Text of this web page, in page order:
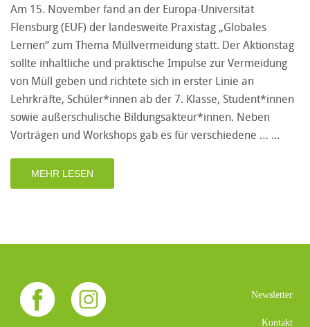
Am 15. November fand an der Europa-Universität
Flensburg (EUF) der landesweite Praxistag „Globales
Lernen“ zum Thema Müllvermeidung statt. Der Aktionstag
sollte inhaltliche und praktische Impulse zur Vermeidung
von Müll geben und richtete sich in erster Linie an
Lehrkräfte, Schüler*innen ab der 7. Klasse, Student*innen
sowie außerschulische Bildungsakteur*innen. Neben
Vorträgen und Workshops gab es für verschiedene …
MEHR LESEN
Newsletter
Kontakt